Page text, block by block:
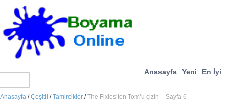
Anasayfa Yeni En İyi
Anasayfa /Çeşitli /Tamircikler /The Fixies’ten Tom’u çizin – Sayfa 6